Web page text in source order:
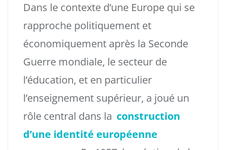
Dans le contexte d’une Europe qui se
rapproche politiquement et
économiquement après la Seconde
Guerre mondiale, le secteur de
l’éducation, et en particulier
l’enseignement supérieur, a joué un
rôle central dans la construction
d’une identité européenne